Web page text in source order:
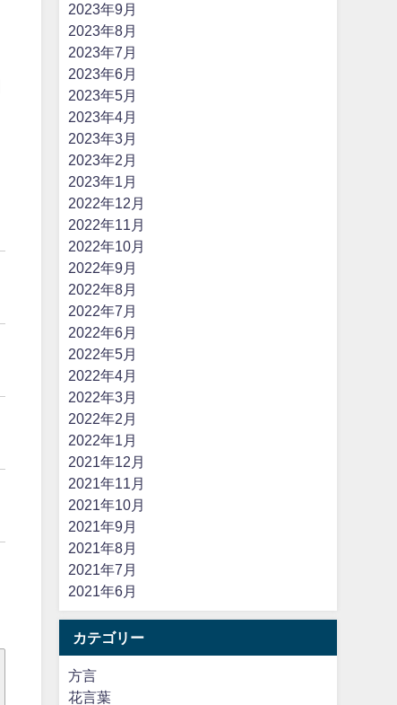
2023年9月
2023年8月
2023年7月
2023年6月
2023年5月
2023年4月
2023年3月
2023年2月
2023年1月
2022年12月
2022年11月
2022年10月
2022年9月
2022年8月
2022年7月
2022年6月
2022年5月
2022年4月
2022年3月
2022年2月
2022年1月
2021年12月
2021年11月
2021年10月
2021年9月
2021年8月
2021年7月
2021年6月
カテゴリー
方言
花言葉